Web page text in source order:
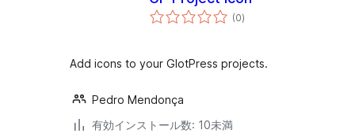
(0個
の)
Add icons to your GlotPress projects.
Pedro Mendonça
有効インストール数: 10未満